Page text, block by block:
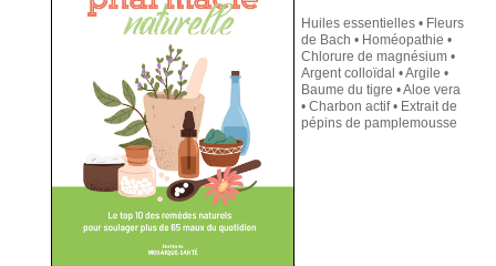
Huiles essentielles • Fleurs
de Bach • Homéopathie •
Chlorure de magnésium •
Argent colloïdal • Argile •
Baume du tigre • Aloe vera
• Charbon actif • Extrait de
pépins de pamplemousse